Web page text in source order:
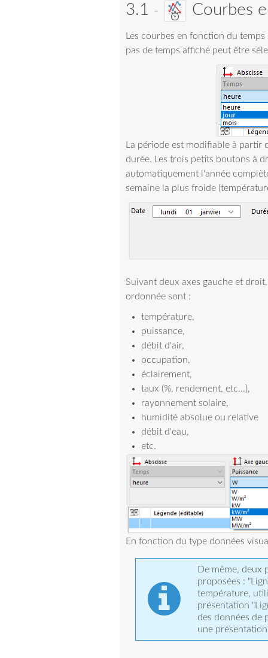
3.1 Courbes
Les courbes en fonction du
pas de temps affiché peut être
La période est modifiable à partir
durée. Les trois petits boutons à
automatiquement l'année
semaine la plus froide
Suivant deux axes gauche et
ordonnée sont :
température,
puissance,
débit d'air,
occupation,
éclairement,
taux (%, rendement, etc...),
rayonnement solaire,
humidité absolue ou relative
débit d'eau,
etc.
En fonction du type données
De même, deux
proposées :
température,
présentation
des données de
une